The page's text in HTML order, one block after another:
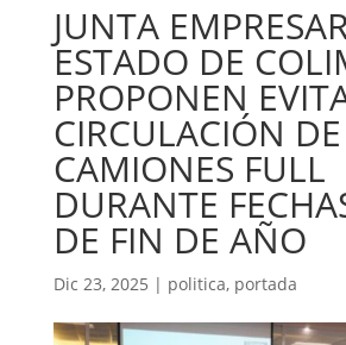
JUNTA
ESTADO DE
PROPONEN
CIRCULACIÓN DE
CAMIONES FULL
DURANTE
DE FIN DE AÑO
Dic 23, 2025 | politica, portada